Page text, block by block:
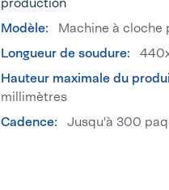
Modèle:
Machine à
Longueur de soudure:
Hauteur maximale du
millimètres
Cadence:
Jusqu'à 300